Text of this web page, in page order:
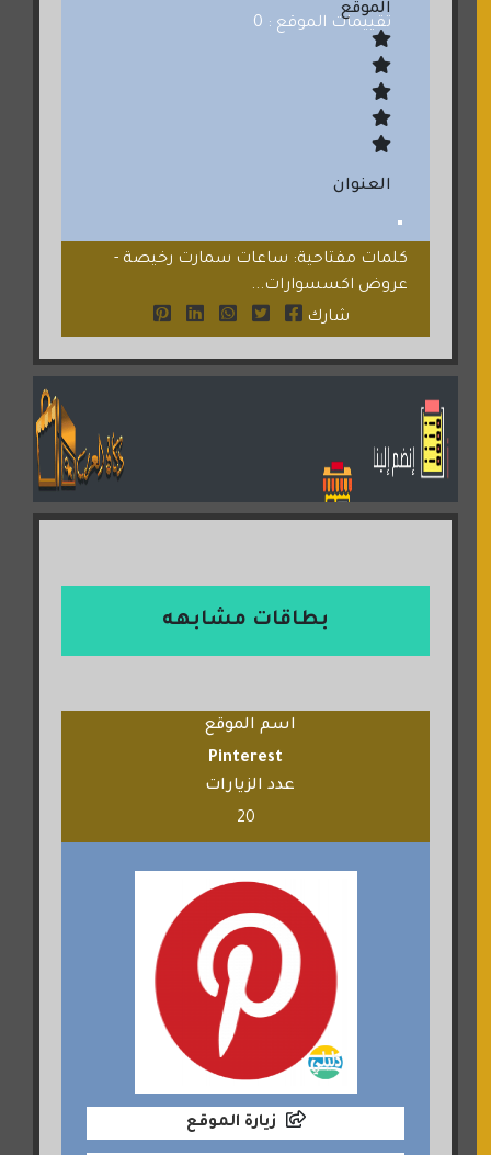
تقييمات الموقع : 0
الموقع
العنوان
كلمات مفتاحية: ساعات سمارت رخيصة -
عروض اكسسوارات...
شارك
بطاقات مشابهه
اسم الموقع
Pinterest
عدد الزيارات
20
زيارة الموقع